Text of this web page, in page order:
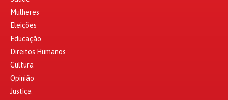
Mulheres
Eleições
Educação
Direitos Humanos
Cultura
Opinião
Justiça